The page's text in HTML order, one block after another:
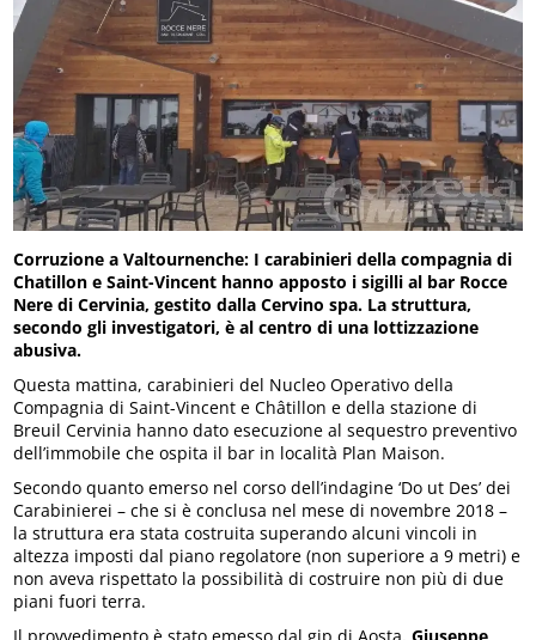
Corruzione a Valtournenche: I carabinieri della compagnia di
Chatillon e Saint-Vincent hanno apposto i sigilli al bar Rocce
Nere di Cervinia, gestito dalla Cervino spa. La struttura,
secondo gli investigatori, è al centro di una lottizzazione
abusiva.
Questa mattina, carabinieri del Nucleo Operativo della
Compagnia di Saint-Vincent e Châtillon e della stazione di
Breuil Cervinia hanno dato esecuzione al sequestro preventivo
dell’immobile che ospita il bar in località Plan Maison.
Secondo quanto emerso nel corso dell’indagine ‘Do ut Des’ dei
Carabinierei – che si è conclusa nel mese di novembre 2018 –
la struttura era stata costruita superando alcuni vincoli in
altezza imposti dal piano regolatore (non superiore a 9 metri) e
non aveva rispettato la possibilità di costruire non più di due
piani fuori terra.